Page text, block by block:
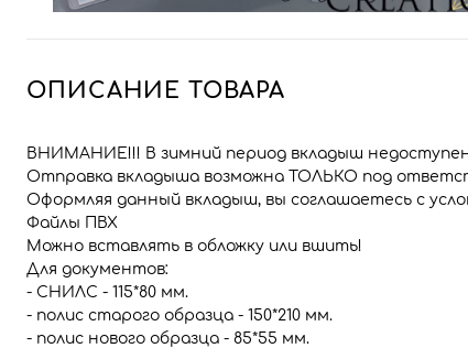
ОПИСАНИЕ ТОВАРА
ВНИМАНИЕ!!! В зимний период вкладыш
Отправка вкладыша возможна ТОЛЬКО под
Оформляя данный вкладыш, вы соглашаетесь с
Файлы ПВХ
Можно вставлять в обложку или вшить!
Для документов:
- СНИЛС - 115*80 мм.
- полис старого образца - 150*210 мм.
- полис нового образца - 85*55 мм.